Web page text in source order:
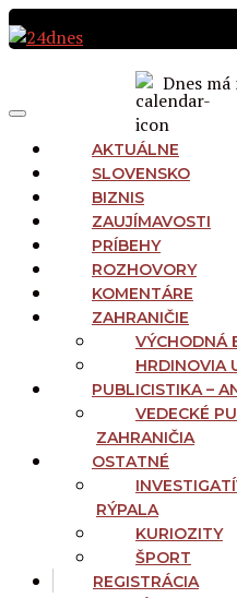
Preskočiť
na
Dnes
Menu
AKTUÁLNE
SLOVENSKO
BIZNIS
ZAUJÍMAVOSTI
PRÍBEHY
ROZHOVORY
KOMENTÁRE
ZAHRANIČIE
VÝCHODNÁ
HRDINOVIA
PUBLICISTIKA –
VEDECKÉ
ZAHRANIČIA
OSTATNÉ
RÝPALA
KURIOZITY
ŠPORT
REGISTRÁCIA